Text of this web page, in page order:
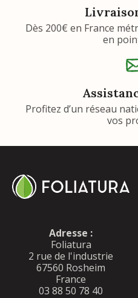
Dès 200€ en France
en
Profitez d’un réseau
vos
Adresse :
Foliatura
2 rue de l'industrie
67560 Rosheim
France
03 88 50 78 40